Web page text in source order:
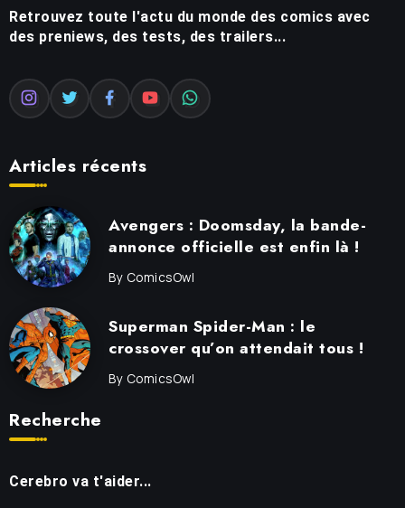
Retrouvez toute l'actu du monde des comics avec
des preniews, des tests, des trailers...
Articles récents
Avengers : Doomsday, la bande-
annonce officielle est enfin là !
By ComicsOwl
Superman Spider-Man : le
crossover qu’on attendait tous !
By ComicsOwl
Recherche
Cerebro va t'aider...